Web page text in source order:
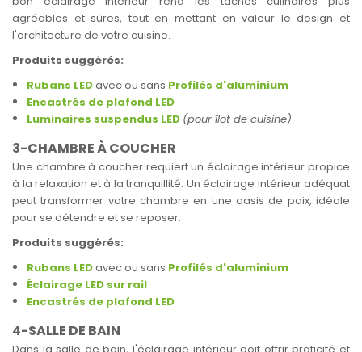
agréables et sûres, tout en mettant en valeur le design et
l'architecture de votre cuisine.
Produits suggérés:
Rubans LEDavec ou sans Profilés d'aluminium
Encastrés de plafond LED
Luminaires suspendus LED (pour îlot de cuisine)
3-CHAMBRE À COUCHER
Une chambre à coucher requiert un éclairage intérieur propice
à la relaxation et à la tranquillité. Un éclairage intérieur adéquat
peut transformer votre chambre en une oasis de paix, idéale
pour se détendre et se reposer.
Produits suggérés:
Rubans LEDavec ou sans Profilés d'aluminium
Éclairage LED sur rail
Encastrés de plafond LED
4-SALLE DE BAIN